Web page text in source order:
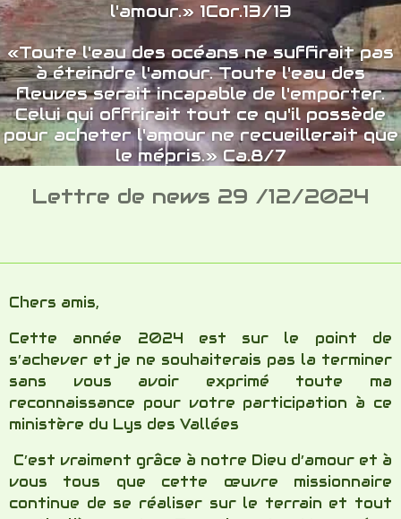
Chers amis,
Cette année 2024 est sur le point de
s’achever et je ne souhaiterais pas la terminer
sans vous avoir exprimé toute ma
reconnaissance pour votre participation à ce
ministère du Lys des Vallées
C’est vraiment grâce à notre Dieu d’amour et à
vous tous que cette œuvre missionnaire
Dieu est BON !
Une maison suffisamment grande pour
accueillir nos 20 enfants sortis de la rue et
des ghettos a été louée au mois de juin, et en
septembre ils faisaient tous leur rentrée
scolaire dans l’une des meilleures écoles du
secteur d’Avepozo dans la banlieue de Lomé.
Pour certains c’était la première fois qu’ils